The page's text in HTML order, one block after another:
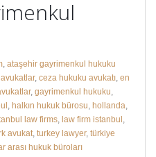
ataşehir gayrimenkul hukuku
avukatlar, ceza hukuku avukatı en
, gayrimenkul hukuku
halkın hukuk bürosu hollanda
law firms law firm istanbul
avukat turkey lawyer, türkiye
arası hukuk büroları